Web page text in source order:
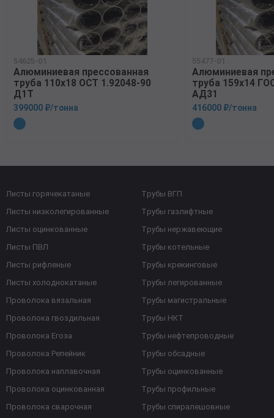
54625-01
Алюминиевая прессованная
труба 110х18 ОСТ 1.92048-90
Д1Т
399000 ₽/тонна
55477-01
Алюминиевая
труба 159х14
АД31
416000 ₽/тонна
Листы горячекатаные
Листы низколегированные
Листы оцинкованные
Листы ПВЛ
Листы рифленые
Листы холоднокатаные
Проволока вязальная
Проволока гвоздильная
Проволока Егоза
Проволока Репейник
Проволока наплавочная
Проволока оцинкованная
Проволока сварочная
Трубы ВГП
Трубы газлифтные
Трубы нержавеющие
Трубы котельные
Трубы крекинговые
Трубы легированные
Трубы магистральные
Трубы НКТ
Трубы нефтепроводные
Трубы обсадные
Трубы оцинкованные
Трубы профильные
Трубы спиралешовные